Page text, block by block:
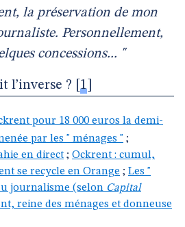
la préservation de mon
Personnellement,
concessions... "
l’inverse ? 1
pour 18 000 euros la demi-
par les " ménages " ;
en direct ; Ockrent : cumul,
se recycle en Orange ; Les "
journalisme (selon Capital
reine des ménages et donneuse